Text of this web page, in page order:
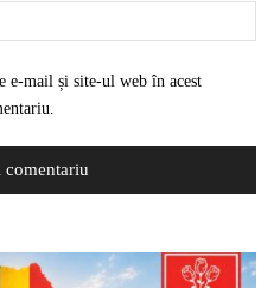
e-mail și site-ul web în acest